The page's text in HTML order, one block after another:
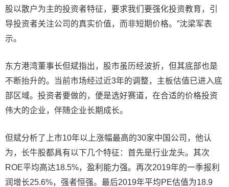
股以散户为主的投资者特征，要求我们要强化投资教育，引
导投资者关注公司的真实价值，而非短期价格。”沈梁军表
示。
东方港湾董事长但斌指出，股市虽历经波折，但其底部也是
不断抬升的。当前市场经过近3年的调整，主板估值已进入底
部区域。投资者要做的，便是选好赛道，在合适的价格投资
伟大的企业，伴随企业长期成长。
但斌分析了上市10年以上涨幅最高的30家中国公司，他认
为，长牛股都具有以下几个特征：首先是行业龙头。其次
ROE平均高达18.5%，盈利能力强。再次2019年的一季报利
润增长25.6%，强者恒强。最后2019年平均PE估值为18.9